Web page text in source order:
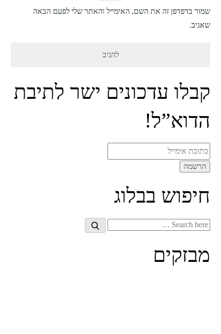
שמור בדפדפן זה את השם, האימייל והאתר שלי לפעם הבאה
שאגיב.
קבלו עדכונים ישר לתיבת
הדוא”ל!
חיפוש בבלוג
Search
Search
מבזקים